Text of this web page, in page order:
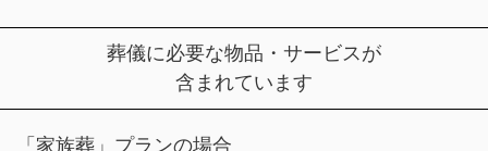
葬儀に必要な物品・サービスが
含まれています
「家族葬」プランの場合